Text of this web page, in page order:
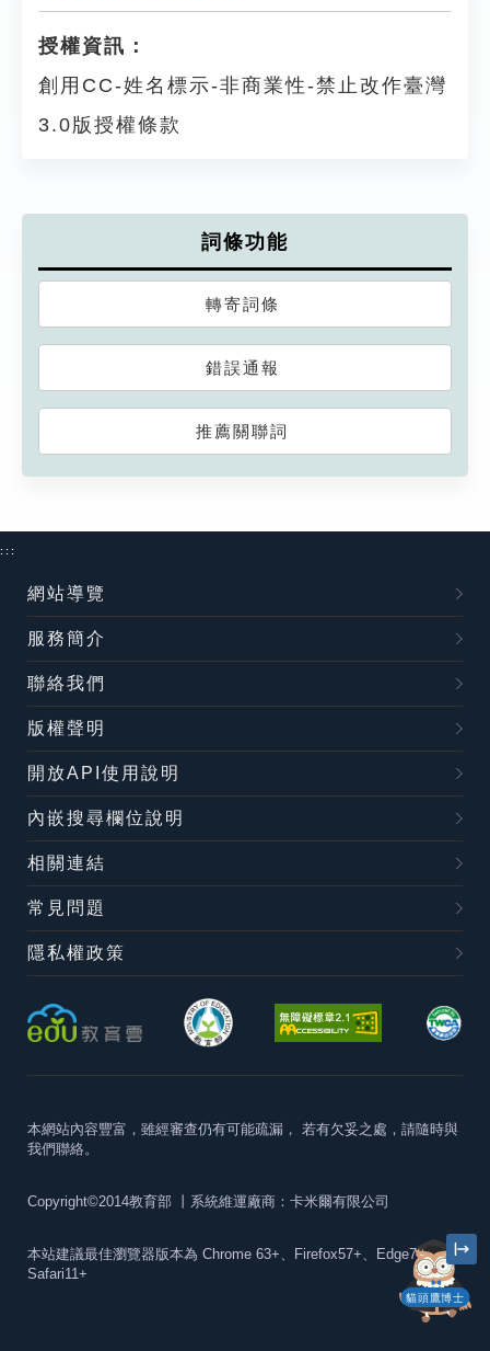
授權資訊：
創用CC-姓名標示-非商業性-禁止改作臺灣
3.0版授權條款
詞條功能
轉寄詞條
錯誤通報
推薦關聯詞
貓頭鷹博士
:::
網站導覽
服務簡介
聯絡我們
版權聲明
開放API使用說明
內嵌搜尋欄位說明
相關連結
常見問題
隱私權政策
本網站內容豐富，雖經審查仍有可能疏漏， 若有欠妥之處，請隨時與
我們聯絡。
Copyright©2014教育部 丨系統維運廠商：卡米爾有限公司
本站建議最佳瀏覽器版本為 Chrome 63+、Firefox57+、Edge79+及
Safari11+